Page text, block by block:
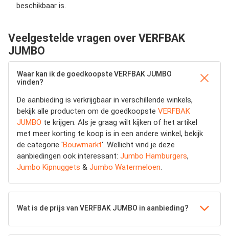
beschikbaar is.
Veelgestelde vragen over VERFBAK
JUMBO
Waar kan ik de goedkoopste VERFBAK JUMBO
vinden?
De aanbieding is verkrijgbaar in verschillende winkels,
bekijk alle producten om de goedkoopste VERFBAK
JUMBO te krijgen. Als je graag wilt kijken of het artikel
met meer korting te koop is in een andere winkel, bekijk
de categorie 'Bouwmarkt'. Wellicht vind je deze
aanbiedingen ook interessant: Jumbo Hamburgers,
Jumbo Kipnuggets & Jumbo Watermeloen
Wat is de prijs van VERFBAK JUMBO in aanbieding?